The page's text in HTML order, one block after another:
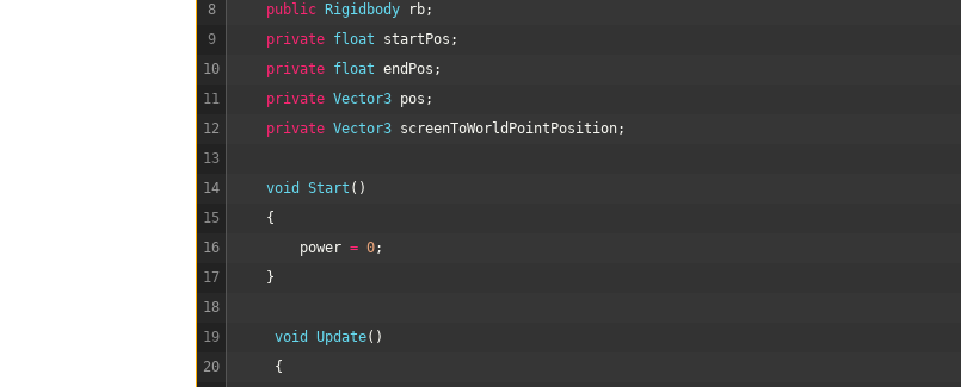
8
9
10
11
12
13
14
15
16
17
18
19
20
public
Rigidbody rb;
private float startPos ;
private float endPos ;
private Vector3 pos ;
private Vector3 screenToWorldPointPosition;
void Start ( )
{
power = 0;
}
void Update( )
{